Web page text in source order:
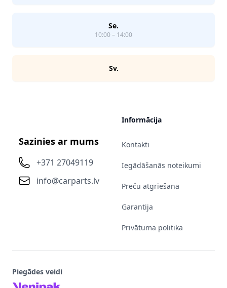
Se.
10:00 – 14:00
Sv.
Sazinies ar mums
+371 27049119
info@carparts.lv
Informācija
Kontakti
Iegādāšanās noteikumi
Preču atgriešana
Garantija
Privātuma politika
Piegādes veidi